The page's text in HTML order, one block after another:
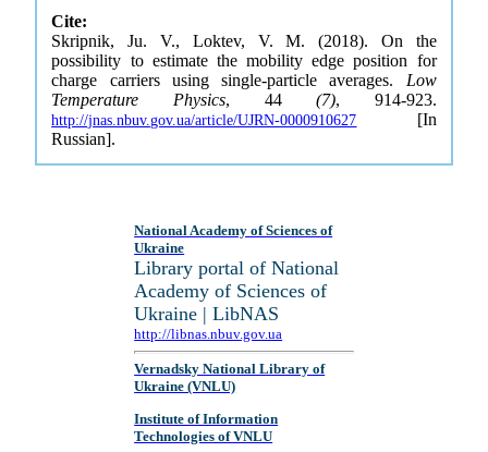
Cite:
Skripnik, Ju. V., Loktev, V. M. (2018). On the
possibility to estimate the mobility edge position for
charge carriers using single-particle averages. Low
Temperature Physics, 44(7), 914-923.
http://jnas.nbuv.gov.ua/article/UJRN-0000910627 [In
Russian].
National Academy of Sciences of
Ukraine
Library portal of National
Academy of Sciences of
Ukraine | LibNAS
http://libnas.nbuv.gov.ua
Vernadsky National Library of
Ukraine (VNLU)
Institute of Information
Technologies of VNLU